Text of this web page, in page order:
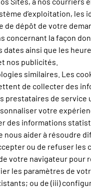
d’exploitation,
de dépôt de votre
concernant la façon
dates ainsi que les
nos publicités.
similaires. Les
de collecter des
prestataires de
votre
des informations
nous aider à résoudre
ou de refuser
votre navigateur pour
les paramètres de
ou de (iii)